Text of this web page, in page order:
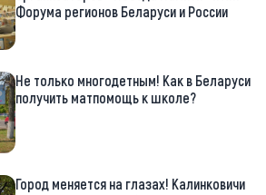
Форума регионов Беларуси и России
Не только многодетным! Как в Беларуси
получить матпомощь к школе?
Город меняется на глазах! Калинковичи